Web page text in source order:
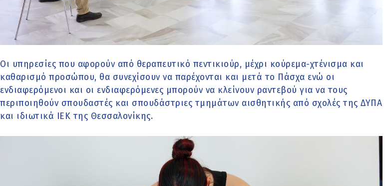
Οι υπηρεσίες που αφορούν από θεραπευτικό πεντικιούρ, μέχρι κούρεμα-χτένισμα και
καθαρισμό προσώπου, θα συνεχίσουν να παρέχονται και μετά το Πάσχα ενώ οι
ενδιαφερόμενοι και οι ενδιαφερόμενες μπορούν να κλείνουν ραντεβού για να τους
περιποιηθούν σπουδαστές και σπουδάστριες τμημάτων αισθητικής από σχολές της ΔΥΠΑ
και ιδιωτικά ΙΕΚ της Θεσσαλονίκης.